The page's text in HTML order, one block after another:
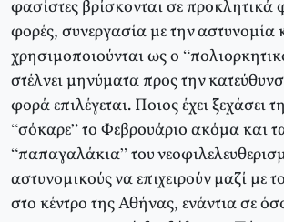
φασίστες βρίσκονται σε προκλητικά
φορές, συνεργασία με την αστυνομία
χρησιμοποιούνται ως ο
στέλνει μηνύματα προς την
φορά επιλέγεται. Ποιος έχει ξεχάσει
“σόκαρε” το Φεβρουάριο ακόμα και
“παπαγαλάκια” του
αστυνομικούς να επιχειρούν μαζί με
στο κέντρο της Αθήνας, ενάντια σε